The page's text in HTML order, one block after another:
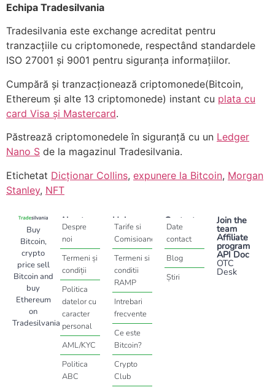
Echipa Tradesilvania
Tradesilvania este exchange acreditat pentru
tranzacțiile cu criptomonede, respectând standardele
ISO 27001 și 9001 pentru siguranța informațiilor.
Cumpără și tranzacționează criptomonede(Bitcoin,
Ethereum și alte 13 criptomonede) instant cu plata cu
card Visa și Mastercard.
Păstrează criptomonedele în siguranță cu un Ledger
Nano S de la magazinul Tradesilvania.
Etichetat Dicționar Collins, expunere la Bitcoin, Morgan
Stanley, NFT
Buy
Bitcoin,
crypto
price sell
Bitcoin and
buy
Ethereum
on
Tradesilvania
About
Despre
noi
Termeni și
condiții
Politica
datelor cu
caracter
personal
AML/KYC
Politica
ABC
Help
Tarife si
Comisioane
Termeni si
conditii
RAMP
Intrebari
frecvente
Ce este
Bitcoin?
Crypto
Club
Contact
Date
contact
Blog
Știri
Join the
team
Affiliate
program
API Doc
OTC
Desk